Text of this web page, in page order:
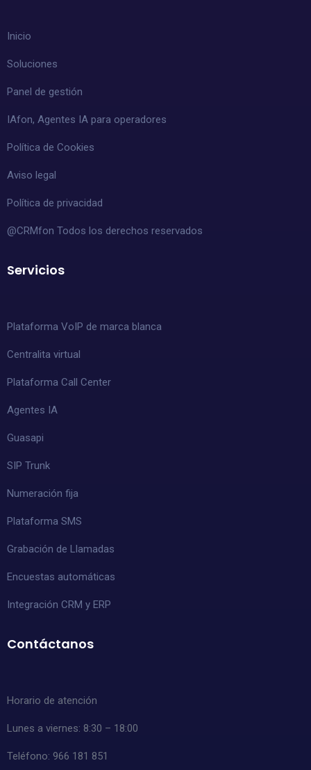
Inicio
Soluciones
Panel de gestión
IAfon, Agentes IA para operadores
Política de Cookies
Aviso legal
Política de privacidad
@CRMfon Todos los derechos reservados
Servicios
Plataforma VoIP de marca blanca
Centralita virtual
Plataforma Call Center
Agentes IA
Guasapi
SIP Trunk
Numeración fija
Plataforma SMS
Grabación de Llamadas
Encuestas automáticas
Integración CRM y ERP
Contáctanos
Horario de atención
Lunes a viernes: 8:30 – 18:00
Teléfono: 966 181 851